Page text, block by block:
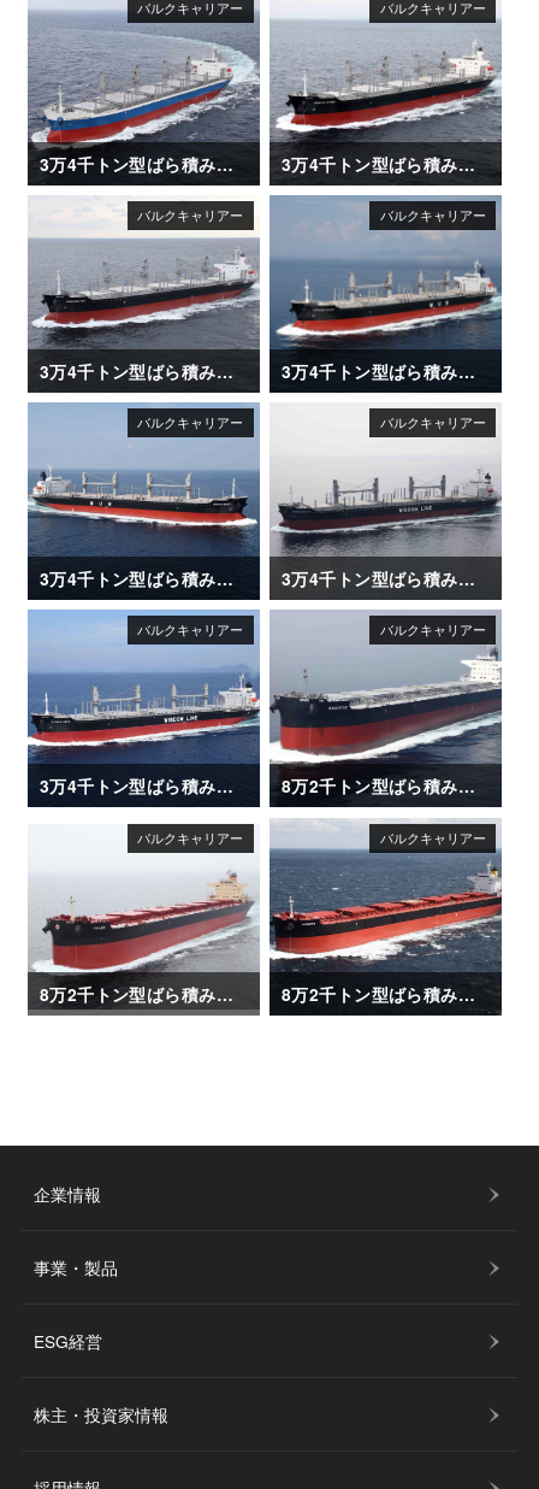
3万4千トン型ばら積み運搬船「ANDREA ENTERPRISE」 3万4千トン型ばら積み運搬船「NARUTO STRAIT」
3万4千トン型ばら積み運搬船「NANAIMO BAY」 3万4千トン型ばら積み運搬船「AFRICAN HERON」
3万4千トン型ばら積み運搬船「AFRICAN EGRET」 3万4千トン型ばら積み運搬船「DAIWAN INFINITY」
3万4千トン型ばら積み運搬船「DAIWAN HERO」 8万2千トン型ばら積み運搬船「AMADEUS」
8万2千トン型ばら積み運搬船「CHLOE」 8万2千トン型ばら積み運搬船「CORATO」
企業情報
事業・製品
ESG経営
株主・投資家情報